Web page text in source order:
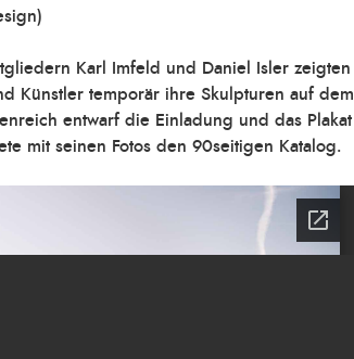
Karl Imfeld und Daniel Isler zeigten
Künstler temporär ihre Skulpturen auf dem
entwarf die Einladung und das Plakat
mit seinen Fotos den 90seitigen Katalog.